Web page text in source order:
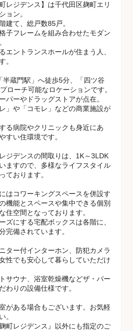
レジデンス】は千代田区麹町エリ
ョン。
建て、総戸数85戸。
子フレームを組み合わせたモダン
エントランスホールが住まう人、
。
半蔵門駅」へ徒歩5分、「四ツ谷
ローチ可能なロケーションです。
パーやドラッグストアが点在。
」や「コモレ」などの商業施設が
る病院やクリニックも身近にあ
すい住環境です。
ジデンスの間取りは、1K～3LDK
ますので、多様なライフスタイル
ております。
はコワーキングスペースを併設す
機能とスペースや集中できる個別
住空間となっております。
ズにする宅配ボックスは各階に、
完備されています。
ター付インターホン、防犯カメラ
性でも安心して暮らしていただけ
サウナ、浴室乾燥機などザ・パー
わりの設備仕様です。
がある場合もございます。お気軽
。
町レジデンス』以外にも指定のご